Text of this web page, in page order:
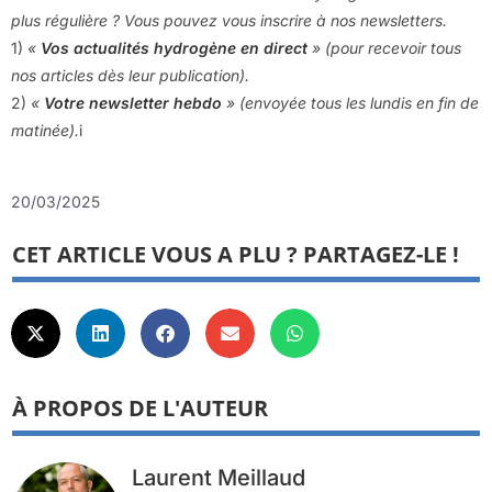
plus régulière ? Vous pouvez vous inscrire à nos newsletters.
1) « Vos actualités hydrogène en direct » (pour recevoir tous
nos articles dès leur publication).
2) « Votre newsletter hebdo » (envoyée tous les lundis en fin de
matinée).i
20/03/2025
CET ARTICLE VOUS A PLU ? PARTAGEZ-LE !
À PROPOS DE L'AUTEUR
Laurent Meillaud